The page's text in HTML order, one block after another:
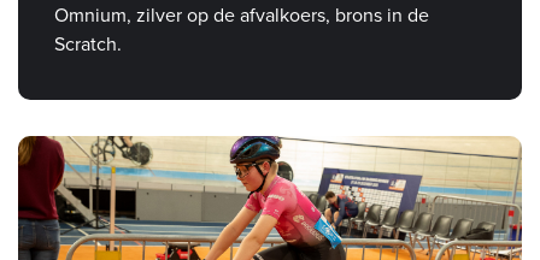
Omnium, zilver op de afvalkoers, brons in de
Scratch.